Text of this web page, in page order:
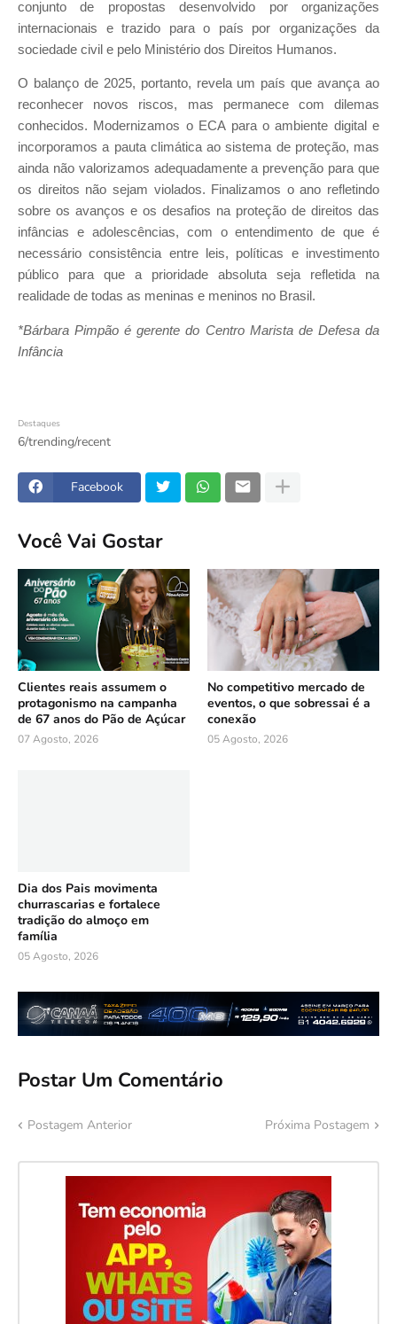
conjunto de propostas desenvolvido por organizações
internacionais e trazido para o país por organizações da
sociedade civil e pelo Ministério dos Direitos Humanos.
O balanço de 2025, portanto, revela um país que avança ao
reconhecer novos riscos, mas permanece com dilemas
conhecidos. Modernizamos o ECA para o ambiente digital e
incorporamos a pauta climática ao sistema de proteção, mas
ainda não valorizamos adequadamente a prevenção para que
os direitos não sejam violados. Finalizamos o ano refletindo
sobre os avanços e os desafios na proteção de direitos das
infâncias e adolescências, com o entendimento de que é
necessário consistência entre leis, políticas e investimento
público para que a prioridade absoluta seja refletida na
realidade de todas as meninas e meninos no Brasil.
*Bárbara Pimpão é gerente do Centro Marista de Defesa da
Infância
Destaques
6/trending/recent
Facebook
Você Vai Gostar
Clientes reais assumem o
protagonismo na campanha
de 67 anos do Pão de Açúcar
07 Agosto, 2026
No competitivo mercado de
eventos, o que sobressai é a
conexão
05 Agosto, 2026
Dia dos Pais movimenta
churrascarias e fortalece
tradição do almoço em
família
05 Agosto, 2026
Postar Um Comentário
Postagem Anterior Próxima Postagem